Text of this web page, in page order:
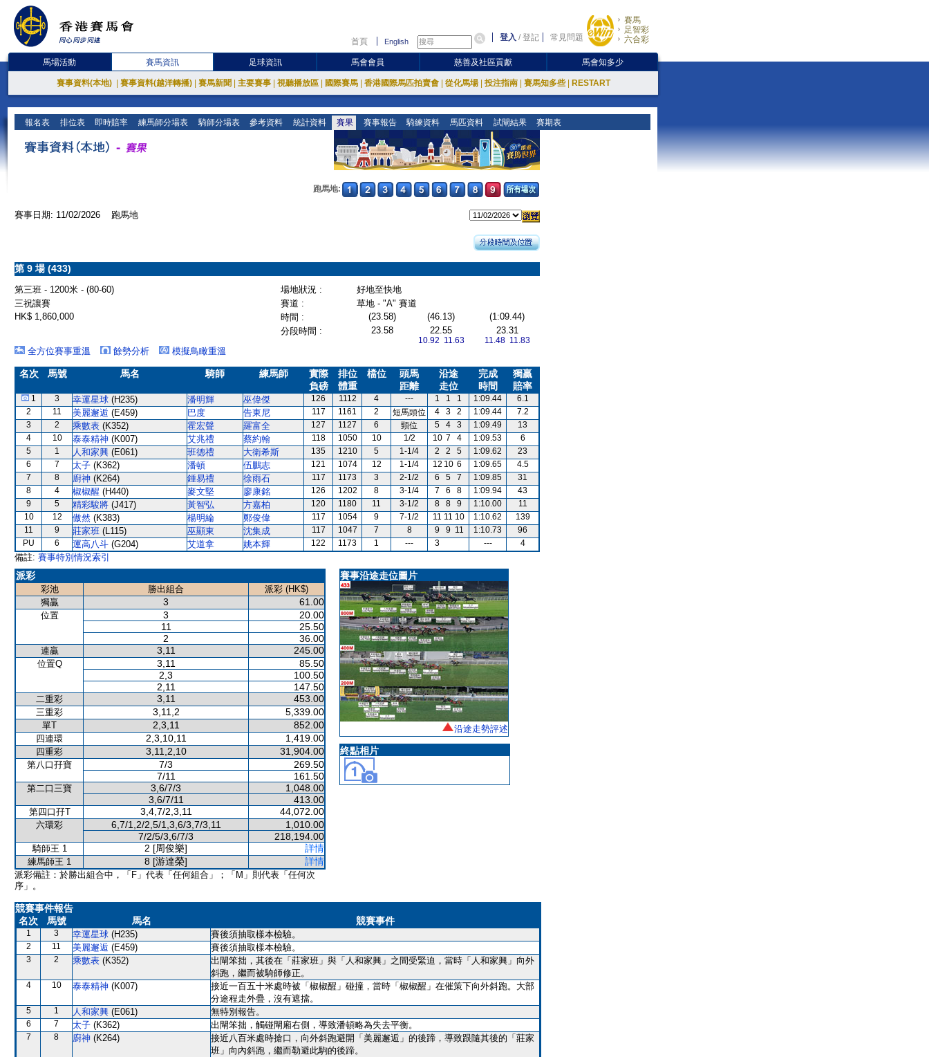
首頁 English 登入 /登記 常見問題
賽馬
足智彩
六合彩
馬場活動 賽馬資訊 足球資訊 馬會會員 慈善及社區貢獻 馬會知多少
賽事資料(本地) 賽事資料(越洋轉播) 賽馬新聞 主要賽事 視聽播放區 國際賽馬 香港國際馬匹拍賣會 從化馬場 投注指南 賽馬知多些 RESTART
報名表 排位表 即時賠率 練馬師分場表 騎師分場表 參考資料 統計資料 賽果 賽事報告 騎練資料 馬匹資料 試閘結果 賽期表
跑馬地:
賽事日期: 11/02/2026 跑馬地
第 9 場 (433)
第三班 - 1200米 - (80-60) 場地狀況 :
好地至快地
三祝讓賽
賽道 :
草地 - "A" 賽道
HK$ 1,860,000
時間 : (23.58) (46.13)
(1:09.44)
分段時間 :
23.58 22.55
10.92 11.63
23.31
11.48 11.83
全方位賽事重溫 餘勢分析 模擬鳥瞰重溫
名次 馬號 馬名 騎師 練馬師
實際
負磅
排位
體重
檔位
頭馬
距離
沿途
走位
完成
時間
獨贏
賠率
1 3 幸運星球 (H235) 潘明輝 巫偉傑 126 1112 4 --- 1 1 1 1:09.44
6.1
2
11 美麗邂逅 (E459) 巴度 告東尼 117 1161 2 短馬頭位 4 3 2 1:09.44
7.2
3
2 乘數表 (K352) 霍宏聲 羅富全 127 1127 6 頸位 5 4 3 1:09.49
13
4
10 泰泰精神 (K007) 艾兆禮 蔡約翰 118 1050 10 1/2 10 7 4 1:09.53
6
5
1 人和家興 (E061) 班德禮 大衛希斯 135 1210 5 1-1/4 2 2 5 1:09.62
23
6
7 太子 (K362) 潘頓 伍鵬志 121 1074 12 1-1/4 12 10 6 1:09.65
4.5
7
8 廚神 (K264) 鍾易禮 徐雨石 117 1173 3 2-1/2 6 5 7 1:09.85
31
8
4 椒椒醒 (H440) 麥文堅 廖康銘 126 1202 8 3-1/4 7 6 8 1:09.94
43
9
5 精彩駿將 (J417) 黃智弘 方嘉柏 120 1180 11 3-1/2 8 8 9 1:10.00
11
10
12 傲然 (K383) 楊明綸 鄭俊偉 117 1054 9 7-1/2 11 11 10 1:10.62
139
11
9 莊家班 (L115) 巫顯東 沈集成 117 1047 7 8 9 9 11 1:10.73
96
PU
6 運高八斗 (G204) 艾道拿 姚本輝 122 1173 1 --- 3 --- 4
備註: 賽事特別情況索引
派彩
彩池 勝出組合
派彩 (HK$)
獨贏
3 61.00
位置 3
20.00
11
25.50
2
36.00
連贏 3,11 245.00
位置Q 3,11
85.50
2,3
100.50
2,11
147.50
二重彩 3,11 453.00
三重彩 3,11,2 5,339.00
單T 2,3,11 852.00
四連環 2,3,10,11 1,419.00
四重彩 3,11,2,10 31,904.00
第八口孖寶 7/3
269.50
7/11
161.50
第二口三寶 3,6/7/3
1,048.00
3,6/7/11
413.00
第四口孖T 3,4,7/2,3,11 44,072.00
六環彩 6,7/1,2/2,5/1,3,6/3,7/3,11
1,010.00
7/2/5/3,6/7/3
218,194.00
騎師王 1 2 [周俊樂] 詳情
練馬師王 1 8 [游達榮] 詳情
派彩備註：於勝出組合中，「F」代表「任何組合」；「M」則代表「任何次
序」。
賽事沿途走位圖片
沿途走勢評述
終點相片
競賽事件報告
名次
馬號 馬名 競賽事件
1 3 幸運星球 (H235) 賽後須抽取樣本檢驗。
2 11 美麗邂逅 (E459) 賽後須抽取樣本檢驗。
3 2 乘數表 (K352)
出閘笨拙，其後在「莊家班」與「人和家興」之間受緊迫，當時「人和家興」向外
斜跑，繼而被騎師修正。
4 10 泰泰精神 (K007)
接近一百五十米處時被「椒椒醒」碰撞，當時「椒椒醒」在催策下向外斜跑。大部
分途程走外疊，沒有遮擋。
5 1 人和家興 (E061) 無特別報告。
6 7 太子 (K362) 出閘笨拙，觸碰閘廂右側，導致潘頓略為失去平衡。
7 8 廚神 (K264)
接近八百米處時搶口，向外斜跑避開「美麗邂逅」的後蹄，導致跟隨其後的「莊家
班」向內斜跑，繼而勒避此駒的後蹄。